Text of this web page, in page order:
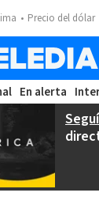
Precio del dólar
En alerta